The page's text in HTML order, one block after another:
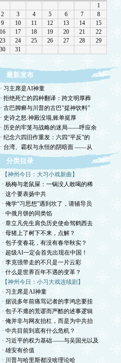
最新发布
· 习主席是AI神童
· 拒绝死亡的四种翻译：跨文明厚葬
· 古巴脚癣与川普的古巴"提神饮料”
· 史诗之怒:神殿没塌,账单挺厚
· 历史的牢笼与战略的迷局——呼应余
· 纪念六四旧作重发：六四“平反”的
· 台湾、霸权与永恒的阴暗面 ——从
分类目录
【神州今日：大习小戏新曲】
· 杨梅与老鼠屎：一锅没人敢喝的稀
· 这个要表扬中共
· 俺学“习思想”遇到坎了，请辅导员
· 中俄月饼的同类馅
· 章立凡先生肩负历史使命驾鹤西去
· 母猪上了树下不来，点解？
· 包子变春花，有没有春华秋实？
· 超级AI一定会首先出现在中国！
· 李克强带走的不只是一片云彩
· 什么是世界百年不遇的变革？
【神州今日：小习大戏连续剧】
· 习主席是AI神童
· 据说多年前痛骂记者的李鸿忠要挂
· 包子不瘪的荒谬而严酷的述事逻辑
· 俺并非与网友抬杠，而是为中共抬
· 中共目前到底有什么危机？
· 习近平的权力基础——与吴国光以及
· 雄安有价值
· 川普与哈里斯都没啥理论哈